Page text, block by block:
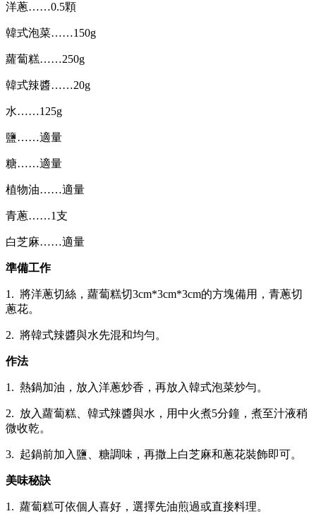
洋蔥……0.5顆
韓式泡菜……150g
蘿蔔糕……250g
韓式辣醬……20g
水……125g
鹽……適量
糖……適量
植物油……適量
青蔥……1支
白芝麻……適量
準備工作
1. 將洋蔥切絲，蘿蔔糕切3cm*3cm*3cm的方塊備用，青蔥切
蔥花。
2. 將韓式辣醬與水先混和均勻。
作法
1. 熱鍋加油，放入洋蔥炒香，再放入韓式泡菜炒勻。
2. 放入蘿蔔糕、韓式辣醬與水，用中火煮5分鐘，煮至汁液稍
微收乾。
3. 起鍋前加入鹽、糖調味，再撒上白芝麻和蔥花裝飾即可。
美味秘訣
1. 蘿蔔糕可依個人喜好，選擇先油煎過或直接料理。